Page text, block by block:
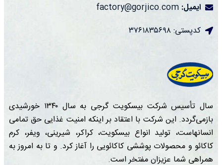
ایمیل:factory@gorjico.com
کدپستی: ۳۷۶۱۸۳۵۶۹۸
سال تأسیس شرکت بیسکویت گرجی به سال ۱۳۴۰ خورشیدی
بازمی‌گردد. این شرکت با اعتقاد بر اینکه امنیت غذایی حق تمامی
انسانهاست، تولید انواع بیسکویت، کراکر، شیرینی، ویفر، کرم
کاکائو و محصولات پوششی کاکائویی را آغاز کرد. و تا به امروز به
همراهی شما عزیزان مفتخر است.